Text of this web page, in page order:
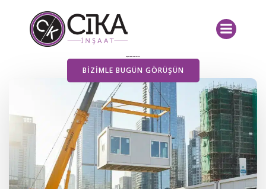
BIZIMLE BUGÜN GÖRÜŞÜN
Yayımlanan Yazılarımız